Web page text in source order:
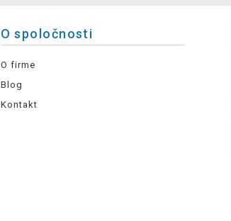
O spoločnosti
O firme
Blog
Kontakt